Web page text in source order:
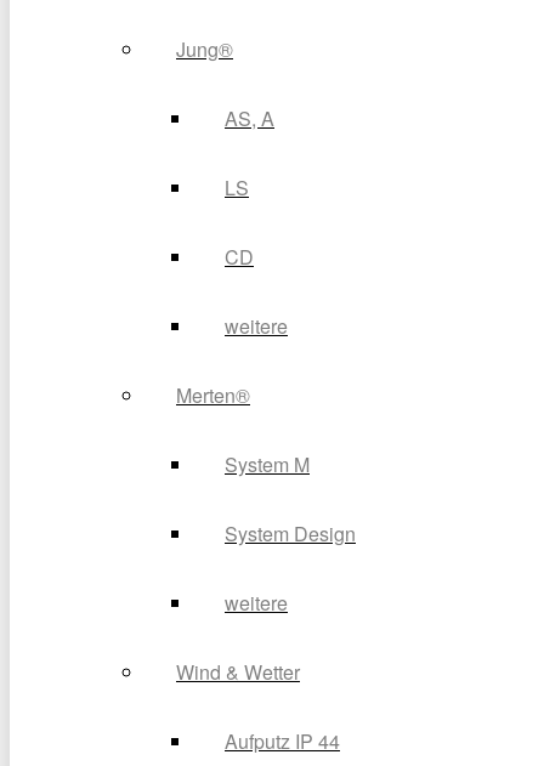
Jung®
AS, A
LS
CD
weitere
Merten®
System M
System Design
weitere
Wind & Wetter
Aufputz IP 44